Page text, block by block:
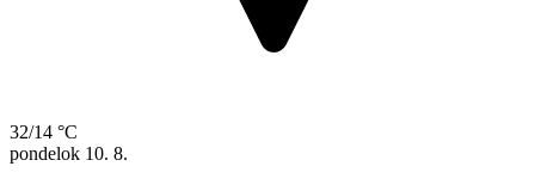
32/14 °C
pondelok 10. 8.